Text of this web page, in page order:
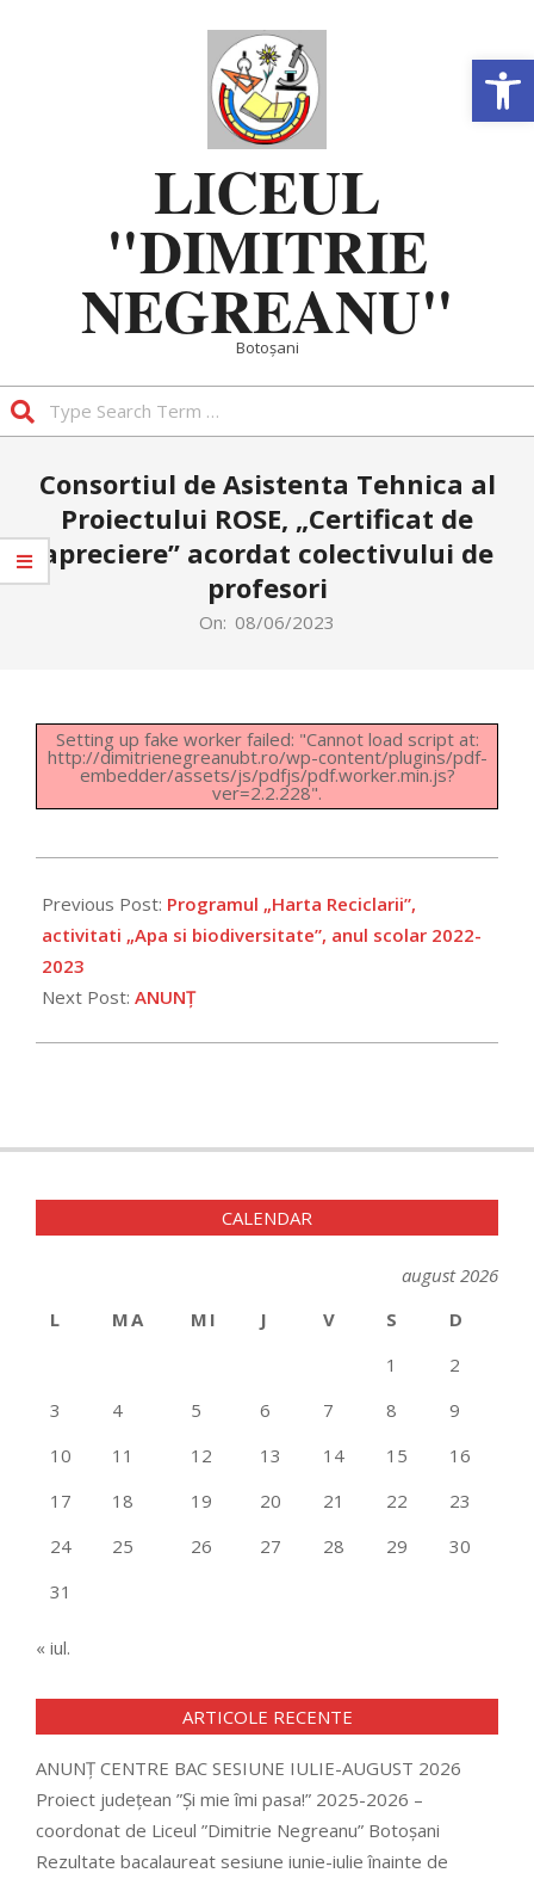
LICEUL
"DIMITRIE
NEGREANU"
Botoșani
NavigationConsortiul de Asistenta Tehnica al
Proiectului ROSE, „Certificat de
apreciere” acordat colectivului de
profesori
On: 08/06/2023
Setting up fake worker failed: "Cannot load script at:
http://dimitrienegreanubt.ro/wp-content/plugins/pdf-
embedder/assets/js/pdfjs/pdf.worker.min.js?
ver=2.2.228".
06-
08
Previous Post: Programul „Harta Reciclarii”,
activitati „Apa si biodiversitate”, anul scolar 2022-
2023
Next Post: ANUNȚ
CALENDAR
august 2026
L
MA MI J V S
D
1
2
3
4 5 6 7 8
9
10
11 12 13 14 15
16
17
18 19 20 21 22
23
24
25 26 27 28 29
30
31
« iul.
ARTICOLE RECENTE
ANUNȚ CENTRE BAC SESIUNE IULIE-AUGUST 2026
Proiect județean ”Și mie îmi pasa!” 2025-2026 –
coordonat de Liceul ”Dimitrie Negreanu” Botoșani
Rezultate bacalaureat sesiune iunie-iulie înainte de